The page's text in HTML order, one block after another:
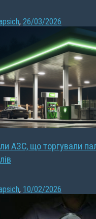
, 26/03/2026
АЗС, що торгували
, 10/02/2026